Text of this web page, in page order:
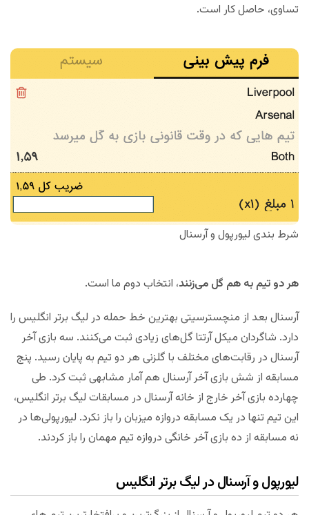
تساوی، حاصل کار است.
شرط بندی لیورپول و آرسنال
هر دو تیم به هم گل می‌زنند، انتخاب دوم ما است.
آرسنال بعد از منچسترسیتی بهترین خط حمله در لیگ برتر انگلیس را
دارد. شاگردان میکل آرتتا گل‌های زیادی ثبت می‌کنند. سه بازی آخر
آرسنال در رقابت‌های مختلف با گلزنی هر دو تیم به پایان رسید. پنج
مسابقه از شش بازی آخر آرسنال هم آمار مشابهی ثبت کرد. طی
چهارده بازی آخر خارج از خانه آرسنال در مسابقات لیگ برتر انگلیس،
این تیم تنها در یک مسابقه دروازه میزبان را باز نکرد. لیورپولی‌ها در
نه مسابقه از ده بازی آخر خانگی دروازه تیم مهمان را باز کردند.
لیورپول و آرسنال در لیگ برتر انگلیس